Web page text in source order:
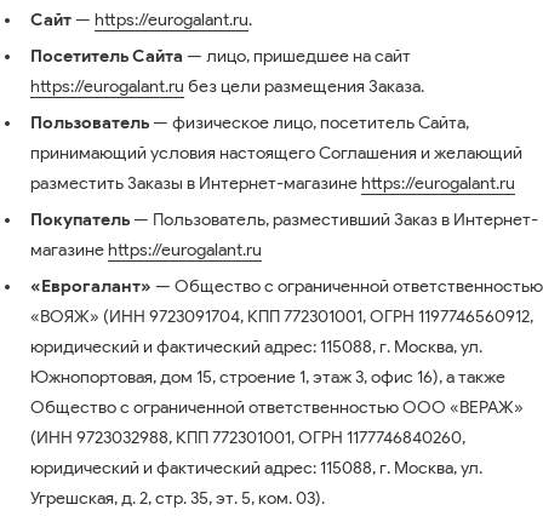
Сайт— https://eurogalant.ru.
Посетитель Сайта — лицо, пришедшее на сайт
https://eurogalant.ru без цели размещения Заказа.
Пользователь— физическое лицо, посетитель Сайта,
принимающий условия настоящего Соглашения и желающий
разместить Заказы в Интернет-магазинеhttps://eurogalant.ru
Покупатель— Пользователь, разместивший Заказ в Интернет-
магазинеhttps://eurogalant.ru
«Еврогалант» — Общество с ограниченной ответственностью
«ВОЯЖ» (ИНН 9723091704, КПП 772301001, ОГРН 1197746560912,
юридический и фактический адрес: 115088, г. Москва, ул.
Южнопортовая, дом 15, строение 1, этаж 3, офис 16), а также
Общество с ограниченной ответственностью ООО «ВЕРАЖ»
(ИНН 9723032988, КПП 772301001, ОГРН 1177746840260,
юридический и фактический адрес: 115088, г. Москва, ул.
Угрешская, д. 2, стр. 35, эт. 5, ком. 03).